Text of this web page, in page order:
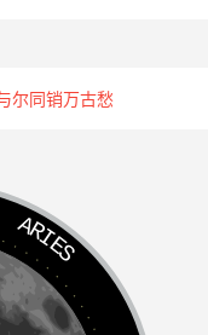
尔同销万古愁
ARIES